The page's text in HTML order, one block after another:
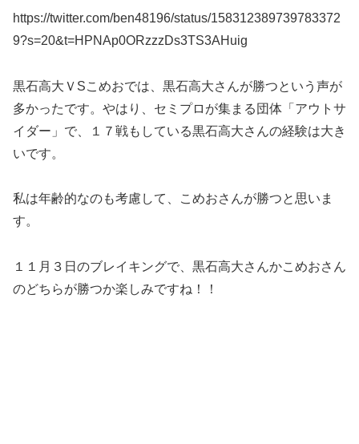
https://twitter.com/ben48196/status/158312389739783372
9?s=20&t=HPNAp0ORzzzDs3TS3AHuig
黒石高大ＶSこめおでは、黒石高大さんが勝つという声が
多かったです。やはり、セミプロが集まる団体「アウトサ
イダー」で、１７戦もしている黒石高大さんの経験は大き
いです。
私は年齢的なのも考慮して、こめおさんが勝つと思いま
す。
１１月３日のブレイキングで、黒石高大さんかこめおさん
のどちらが勝つか楽しみですね！！